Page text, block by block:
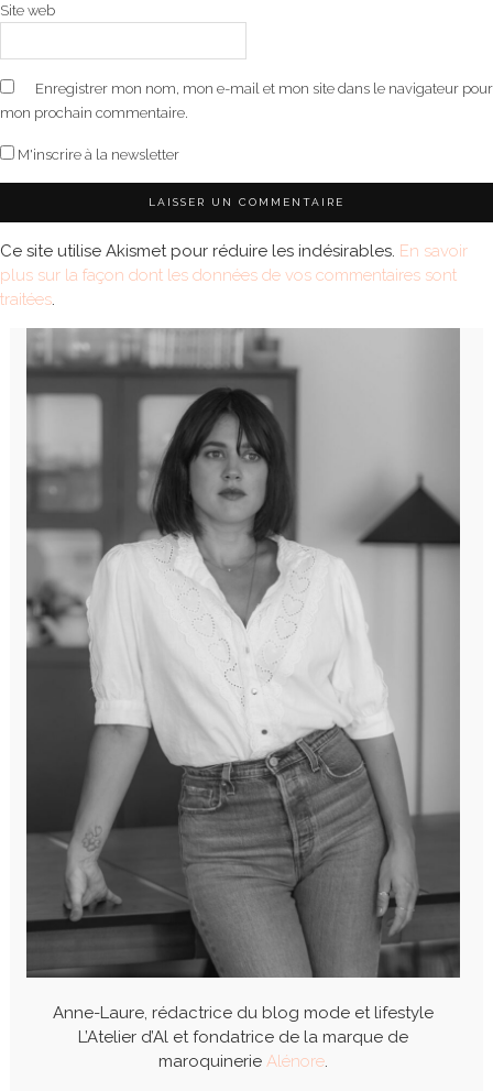
Site web
Enregistrer mon nom, mon e-mail et mon site dans le navigateur pour
mon prochain commentaire.
M'inscrire à la newsletter
Ce site utilise Akismet pour réduire les indésirables. En savoir
plus sur la façon dont les données de vos commentaires sont
traitées.
Anne-Laure, rédactrice du blog mode et lifestyle
L’Atelier d’Al et fondatrice de la marque de
maroquinerie Alénore.